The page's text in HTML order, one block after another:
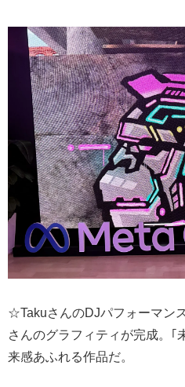
☆TakuさんのDJパフォーマン
さんのグラフィティが完成。｢
来感あふれる作品だ。